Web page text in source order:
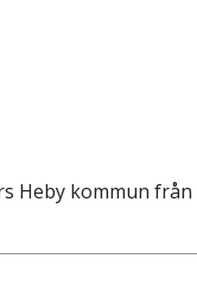
Heby kommun